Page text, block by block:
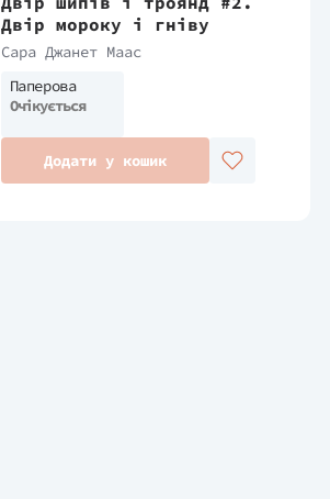
Двір мороку і гніву
Сара Джанет Маас
Паперова
Очікується
Додати у кошик